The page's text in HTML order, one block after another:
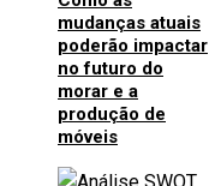
mudanças atuais
poderão impactar
no futuro do
morar e a
produção de
móveis